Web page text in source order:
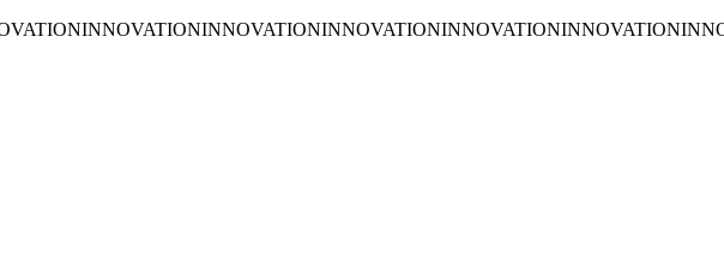
INNOVATIONINNOVATIONINNOVATIONINNOVATIONINNOVATION